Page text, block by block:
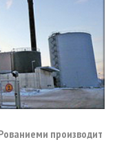
производит